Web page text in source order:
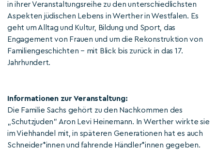
in ihrer Veranstaltungsreihe zu den unterschiedlichsten
Aspekten jüdischen Lebens in Werther in Westfalen. Es
geht um Alltag und Kultur, Bildung und Sport, das
Engagement von Frauen und um die Rekonstruktion von
Familiengeschichten – mit Blick bis zurück in das 17.
Jahrhundert.
Informationen zur Veranstaltung:
Die Familie Sachs gehört zu den Nachkommen des
„Schutzjuden" Aron Levi Heinemann. In Werther wirkte sie
im Viehhandel mit, in späteren Generationen hat es auch
Schneider*innen und fahrende Händler*innen gegeben.